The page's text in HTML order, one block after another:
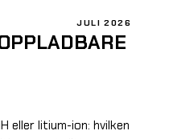
JULI 2026
eller litium-ion: hvilken